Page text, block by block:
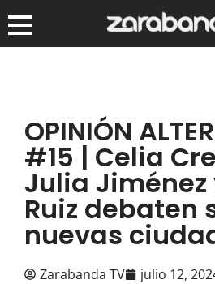
OPINIÓN
#15 | Celia
Julia Jiménez
Ruiz debaten
nuevas
Zarabanda TV julio 12,